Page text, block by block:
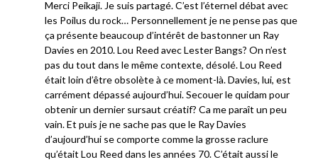
Merci Peikaji. Je suis partagé. C’est l’éternel débat avec
les Poilus du rock… Personnellement je ne pense pas que
ça présente beaucoup d’intérêt de bastonner un Ray
Davies en 2010. Lou Reed avec Lester Bangs? On n’est
pas du tout dans le même contexte, désolé. Lou Reed
était loin d’être obsolète à ce moment-là. Davies, lui, est
carrément dépassé aujourd’hui. Secouer le quidam pour
obtenir un dernier sursaut créatif? Ca me paraît un peu
vain. Et puis je ne sache pas que le Ray Davies
d’aujourd’hui se comporte comme la grosse raclure
qu’était Lou Reed dans les années 70. C’était aussi le